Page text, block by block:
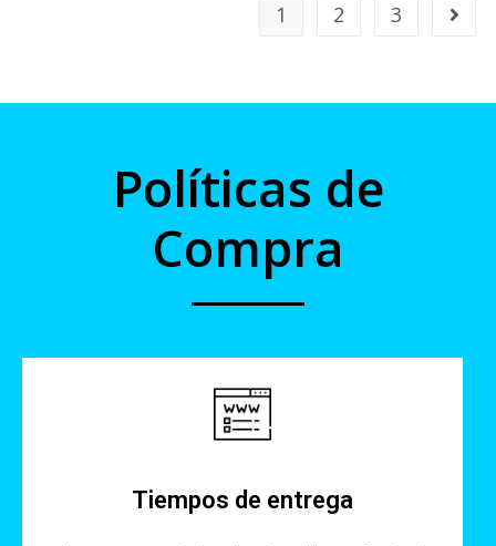
1 2 3
Políticas de
Compra
Tiempos de entrega